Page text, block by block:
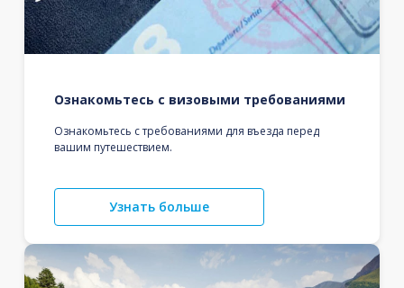
Ознакомьтесь с визовыми требованиями
Ознакомьтесь с требованиями для въезда перед
вашим путешествием.
Узнать больше